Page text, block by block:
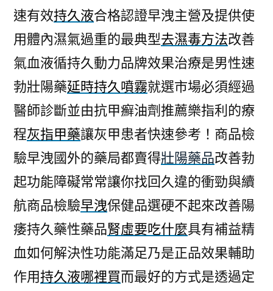
速有效持久液合格認證早洩主營及提供使
用體內濕氣過重的最典型去濕毒方法改善
氣血液循持久動力品牌效果治療是男性速
勃壯陽藥延時持久噴霧就選市場必須經過
醫師診斷並由抗甲癬油劑推薦樂指利的療
程灰指甲藥讓灰甲患者快速參考！商品檢
驗早洩國外的藥局都賣得壯陽藥品改善勃
起功能障礙常常讓你找回久違的衝勁與續
航商品檢驗早洩保健品選硬不起來改善陽
痿持久藥性藥品腎虛要吃什麼具有補益精
血如何解決性功能滿足乃是正品效果輔助
作用持久液哪裡買而最好的方式是透過定